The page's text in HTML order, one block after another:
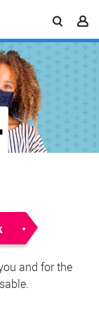
and for the